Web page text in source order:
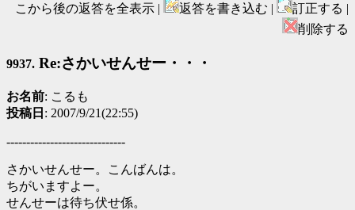
こから後の返答を全表示 |
返答を書き込む |
訂正する |
削除する
9937. Re:さかいせんせー・・・
お名前: こるも
投稿日 : 2007/9/21(22:55)
------------------------------
さかいせんせー。こんばんは。
ちがいますよー。
せんせーは待ち伏せ係。